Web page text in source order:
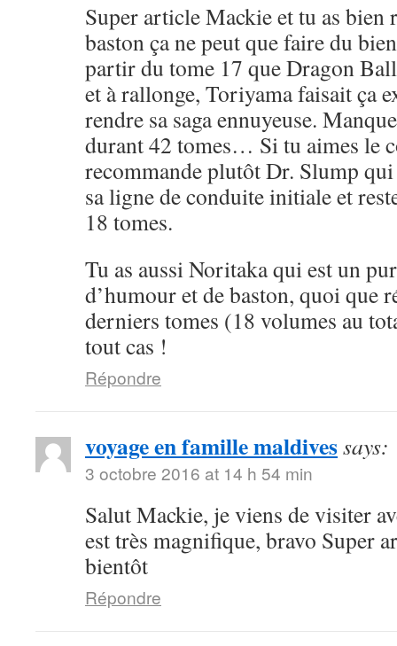
Super article Mackie et tu as bien
baston ça ne peut que faire du
partir du tome 17 que Dragon
et à rallonge, Toriyama faisait ça
rendre sa saga ennuyeuse.
durant 42 tomes… Si tu aimes le
recommande plutôt Dr. Slump qui
sa ligne de conduite initiale et
18 tomes.
Tu as aussi Noritaka qui est un
d’humour et de baston, quoi que
derniers tomes (18 volumes au
tout cas !
Répondre
voyage en famille maldivessays:
3 octobre 2016 at 14 h 54 min
Salut Mackie, je viens de visiter
est très magnifique, bravo Super
bientôt
Répondre